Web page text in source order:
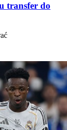
transfer do